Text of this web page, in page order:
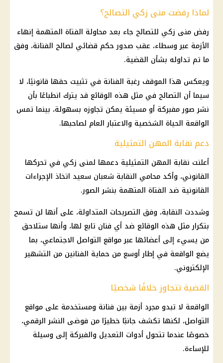
لماذا رفضت منى زكي التصالح؟
رفض منى زكي للتصالح جاء بعد محاولة الفتاة المتهمة إنهاء
الأزمة عبر وسطاء، عقب صدور حكم قضائي لصالح الفنانة، وفق
ما تم تداوله بشأن القضية.
ويعكس هذا الموقف رغبة الفنانة في تثبيت حقها قانونيًا، لا
سيما أن التصالح في مثل هذه الوقائع قد يترك انطباعًا بأن
نشر صور مفبركة أو مسيئة يمكن تجاوزه بسهولة، بينما تمس
الواقعة الحياة الشخصية والاعتبار العام لصاحبها.
دعم نقابة المهن التمثيلية
أعلنت نقابة المهن التمثيلية دعمها لمنى زكي في تحركها
القانوني، وأكد محامي النقابة شعبان سعيد اتخاذ الإجراءات
القانونية ضد الفتاة المتهمة بنشر الصور.
وشددت النقابة، وفق التصريحات المتداولة، على أنها لن تسمح
بتكرار مثل هذه الوقائع ضد أي فنان تابع لها، وأنها ستلاحق
من يسيء إلى أعضائها عبر مواقع التواصل الاجتماعي، بما
يضع الواقعة في إطار أوسع من حماية الفنانين من التشهير
الإلكتروني.
القضية تتجاوز خلافًا شخصيًا
الواقعة لا تبدو مجرد أزمة بين فنانة ومستخدمة على مواقع
التواصل، لكنها تكشف جانبًا خطيرًا من فوضى النشر الرقمي،
خصوصًا عندما تتحول أدوات التعديل والفبركة إلى وسيلة
للإساءة.